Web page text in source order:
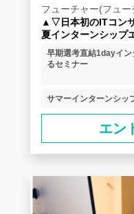
コンサル志望者向け
フューチャー(フュ
▲▽日本初のITコン
夏インターンシップ
早期選考直結1dayイ
るセミナー
サマーインターンシッ
エン